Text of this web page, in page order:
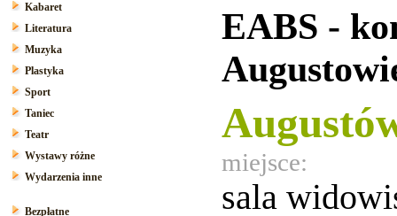
Kabaret
Literatura
Muzyka
Plastyka
Sport
Taniec
Teatr
Wystawy różne
Wydarzenia inne
Bezpłatne
EABS -
miejsce:
sala